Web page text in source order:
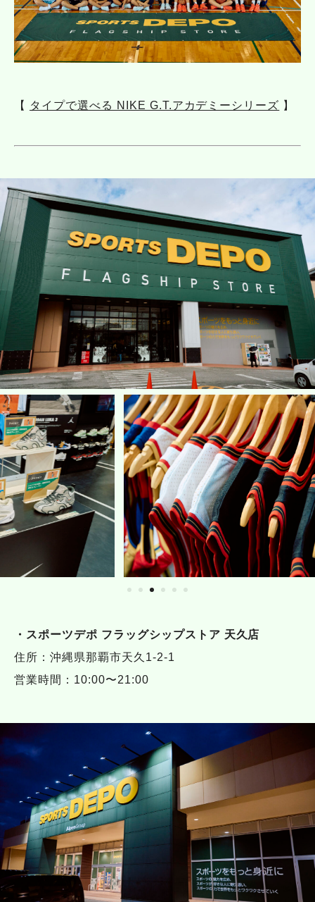
【 タイプで選べる NIKE G.T.アカデミーシリーズ 】
・スポーツデポ フラッグシップストア 天久店
住所：沖縄県那覇市天久1-2-1
営業時間：10:00〜21:00